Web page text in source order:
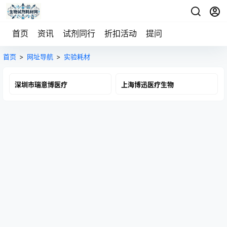
首页 资讯 试剂同行 折扣活动 提问
首页 > 网址导航 > 实验耗材
深圳市瑞意博医疗 上海博迅医疗生物